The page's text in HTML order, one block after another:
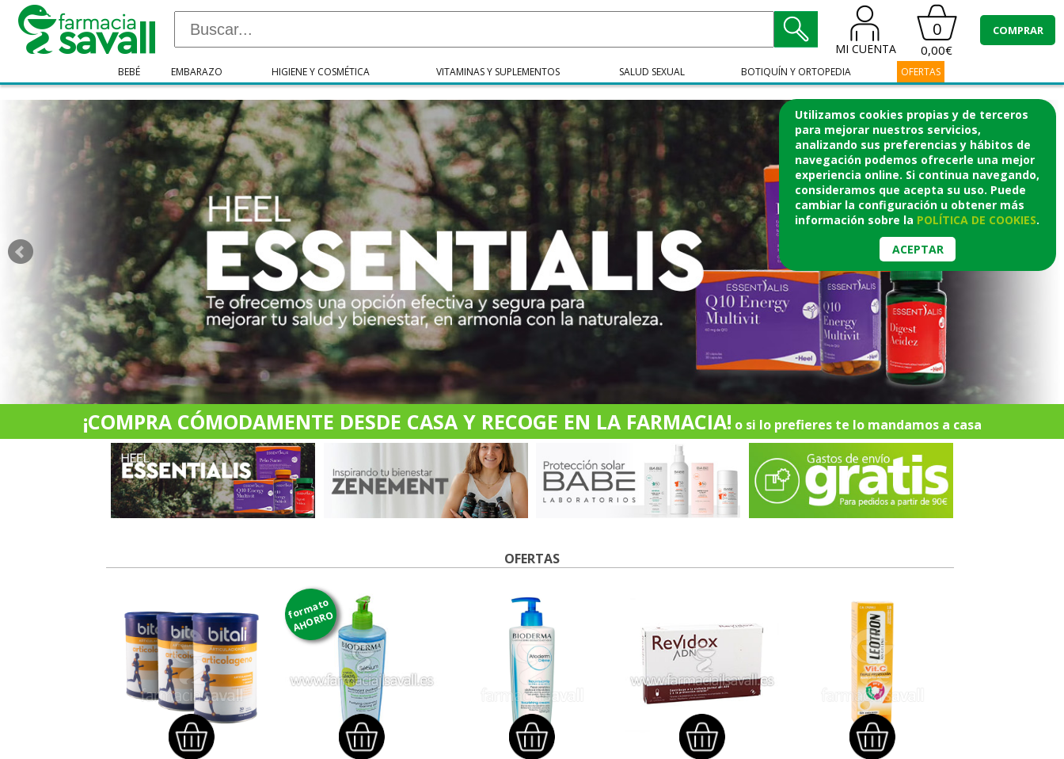
Utilizamos cookies propias y de terceros
para mejorar nuestros servicios,
analizando sus preferencias y hábitos de
navegación podemos ofrecerle una mejor
experiencia online. Si continua navegando,
consideramos que acepta su uso. Puede
cambiar la configuración u obtener más
información sobre la POLÍTICA DE COOKIES.
ACEPTAR
MI CUENTA
0
0,00€
COMPRAR
BEBÉ EMBARAZO HIGIENE Y COSMÉTICA VITAMINAS Y SUPLEMENTOS SALUD SEXUAL BOTIQUÍN Y ORTOPEDIA OFERTAS
¡COMPRA CÓMODAMENTE DESDE CASA Y RECOGE EN LA FARMACIA! o si lo prefieres te lo mandamos a casa
OFERTAS
formato
AHORRO